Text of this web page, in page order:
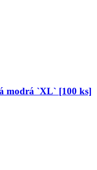
modrá `XL` [100 ks]